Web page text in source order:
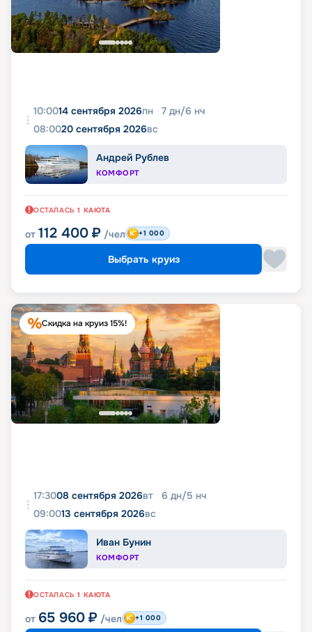
10:0014 сентября 2026пн 7 дн/6 нч
08:0020 сентября 2026вс
Андрей Рублев
КОМФОРТ
ОСТАЛАСЬ 1 КАЮТА
от 112 400 ₽ /чел +1 000
Выбрать круиз
Скидка на круиз 15%!
17:3008 сентября 2026вт 6 дн/5 нч
09:0013 сентября 2026вс
Иван Бунин
КОМФОРТ
ОСТАЛАСЬ 1 КАЮТА
от 65 960 ₽ /чел +1 000